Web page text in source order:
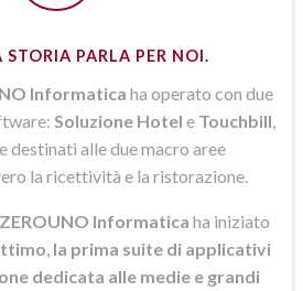
STORIA PARLA PER NOI.
Informatica ha operato con due
Soluzione Hotel e Touchbill
destinati alle due macro aree
la ricettività e la ristorazione.
ZEROUNO Informatica ha iniziato
la prima suite di applicativi
dedicata alle medie e grandi